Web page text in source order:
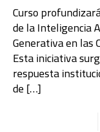
Curso
de la Inteligencia
Generativa en las
Esta iniciativa
respuesta
de[…]